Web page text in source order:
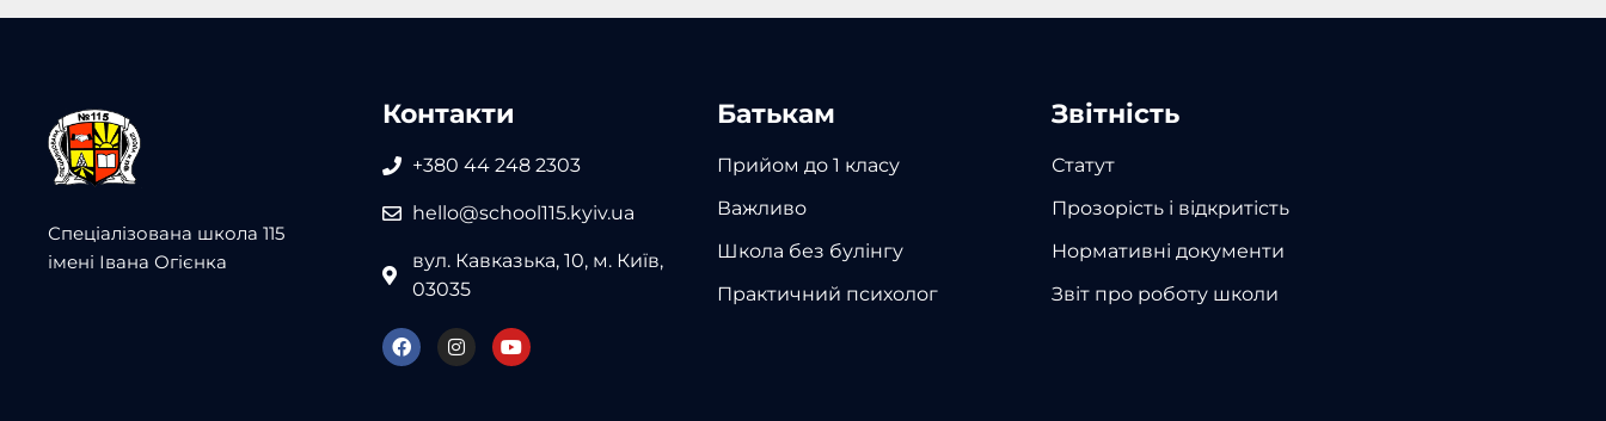
Спеціалізована школа 115
імені Івана Огієнка
Контакти
+380 44 248 2303
hello@school115.kyiv.ua
вул. Кавказька, 10, м. Київ,
03035
Батькам
Прийом до 1 класу
Важливо
Школа без булінгу
Практичний психолог
Звітність
Статут
Прозорість і відкритість
Нормативні документи
Звіт про роботу школи